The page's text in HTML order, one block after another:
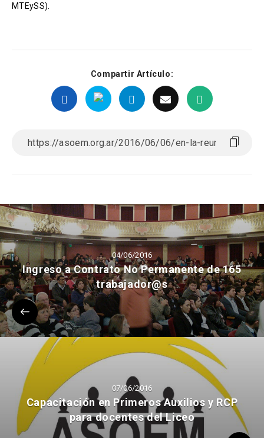
MTEySS).
Compartir Artículo:
04/06/2016
Ingreso a Contrato No Permanente de 165
trabajador@s
07/06/2016
Capacitación en Primeros Auxilios y RCP
para docentes del Liceo